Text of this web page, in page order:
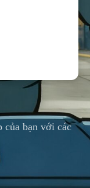
của bạn với các